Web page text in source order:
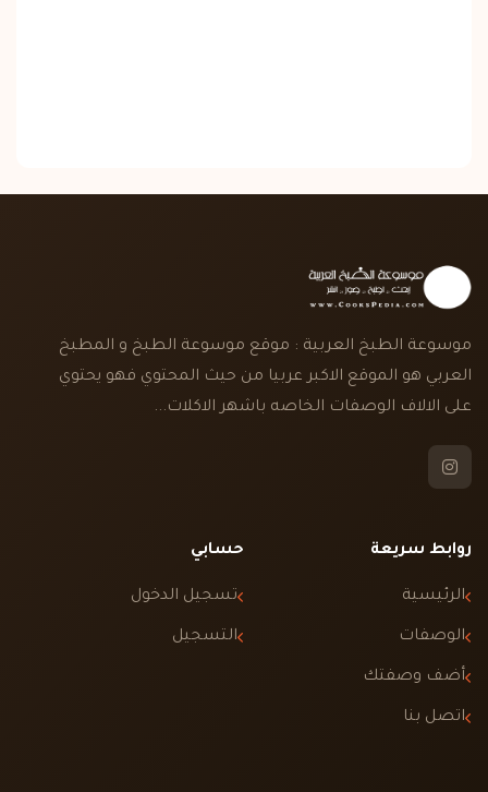
موسوعة الطبخ العربية : موقع موسوعة الطبخ و المطبخ
العربي هو الموقع الاكبر عربيا من حيث المحتوي فهو يحتوي
على الالاف الوصفات الخاصه باشهر الاكلات...
روابط سريعة
الرئيسية
الوصفات
أضف وصفتك
اتصل بنا
حسابي
تسجيل الدخول
التسجيل